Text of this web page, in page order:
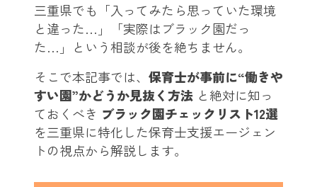
三重県でも「入ってみたら思っていた環境
と違った…」「実際はブラック園だっ
た…」という相談が後を絶ちません。
そこで本記事では、 保育士が事前に“働きや
すい園”かどうか見抜く方法 と絶対に知っ
ておくべき ブラック園チェックリスト12選
を三重県に特化した保育士支援エージェン
トの視点から解説します。